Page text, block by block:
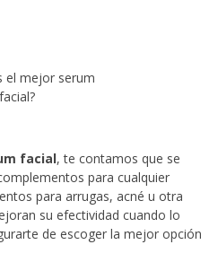
facial, te contamos que se
para cualquier
para arrugas, acné u otra
su efectividad cuando lo
de escoger la mejor opción